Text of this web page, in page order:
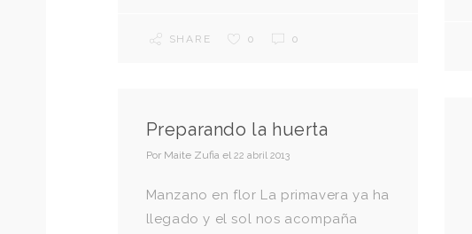
SHARE 0 0
Preparando la huerta
Por Maite Zufia el22 abril 2013
Manzano en flor La primavera ya ha
llegado y el sol nos acompaña